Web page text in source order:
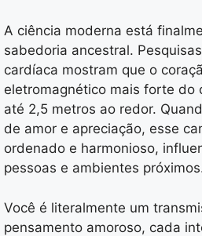
A ciência moderna está
sabedoria ancestral.
cardíaca mostram que o
eletromagnético mais forte do
até 2,5 metros ao redor.
de amor e apreciação, esse
ordenado e harmonioso,
pessoas e ambientes
Você é literalmente um
pensamento amoroso, cada